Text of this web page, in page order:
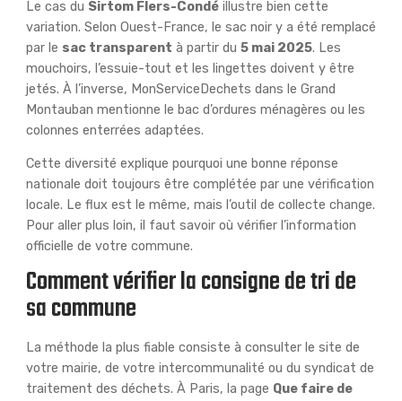
Le cas du Sirtom Flers-Condéillustre bien cette
variation. Selon Ouest-France, le sac noir y a été remplacé
par le sac transparent à partir du 5 mai 2025. Les
mouchoirs, l’essuie-tout et les lingettes doivent y être
jetés. À l’inverse, MonServiceDechets dans le Grand
Montauban mentionne le bac d’ordures ménagères ou les
colonnes enterrées adaptées.
Cette diversité explique pourquoi une bonne réponse
nationale doit toujours être complétée par une vérification
locale. Le flux est le même, mais l’outil de collecte change.
Pour aller plus loin, il faut savoir où vérifier l’information
officielle de votre commune.
Comment vérifier la consigne de tri de
sa commune
La méthode la plus fiable consiste à consulter le site de
votre mairie, de votre intercommunalité ou du syndicat de
traitement des déchets. À Paris, la page Que faire de